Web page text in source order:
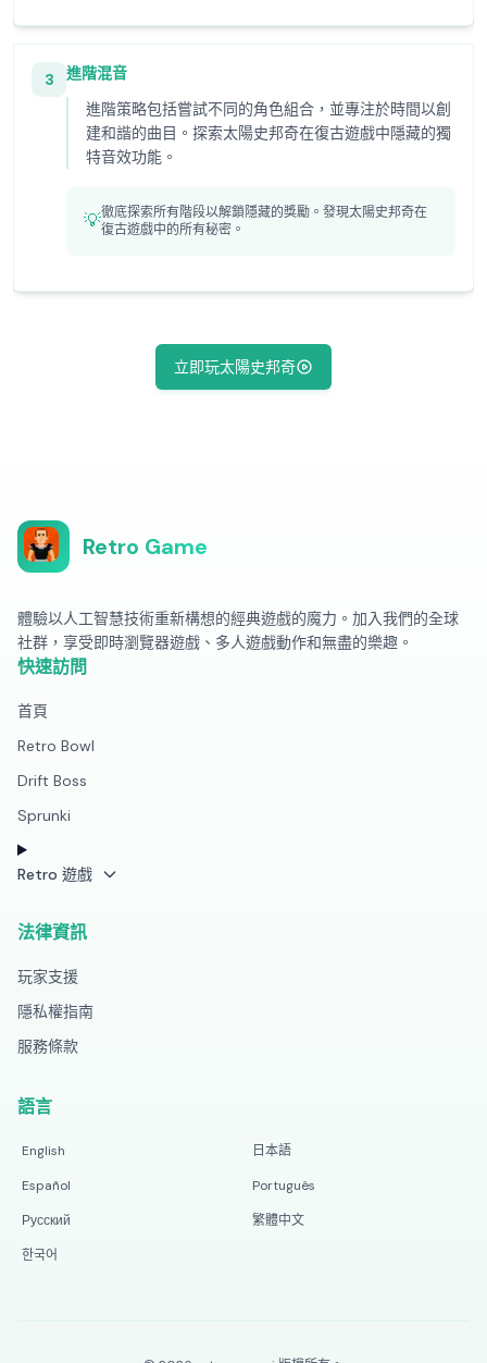
3
進階混音
進階策略包括嘗試不同的角色組合，並專注於時間以創
建和諧的曲目。探索太陽史邦奇在復古遊戲中隱藏的獨
特音效功能。
💡徹底探索所有階段以解鎖隱藏的獎勵。發現太陽史邦奇在
復古遊戲中的所有秘密。
立即玩太陽史邦奇
Retro Game
體驗以人工智慧技術重新構想的經典遊戲的魔力。加入我們的全球
社群，享受即時瀏覽器遊戲、多人遊戲動作和無盡的樂趣。
快速訪問
首頁
Retro Bowl
Drift Boss
Sprunki
Retro 遊戲
法律資訊
玩家支援
隱私權指南
服務條款
語言
English
日本語
Español
Português
Русский
繁體中文
한국어